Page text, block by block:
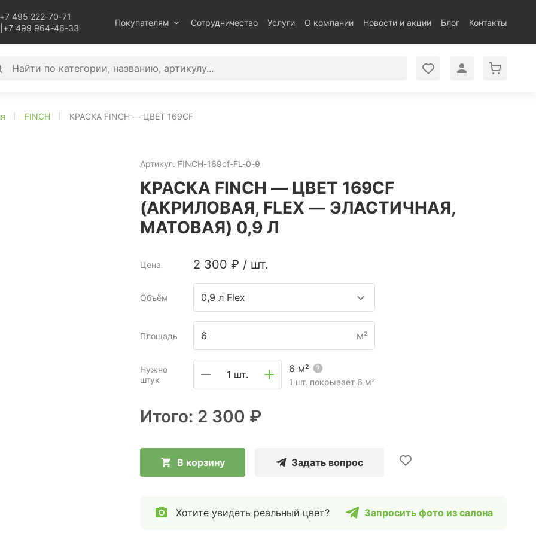
+7 495 222-70-71
+7 499 964-46-33
Покупателям Сотрудничество Услуги О компании Новости и акции Блог Контакты
FINCH КРАСКА FINCH — ЦВЕТ 169CF
Артикул: FINCH-169cf-FL-0-9
КРАСКА FINCH — ЦВЕТ 169CF
(АКРИЛОВАЯ, FLEX — ЭЛАСТИЧНАЯ,
МАТОВАЯ) 0,9 Л
Цена 2 300 ₽ / шт.
Объём 0,9 л Flex
Площадь м²
Нужно
штук
1 шт.
6 м²
1 шт. покрывает 6 м²
Итого: 2 300 ₽
В корзину Задать вопрос
Хотите увидеть реальный цвет? Запросить фото из салона